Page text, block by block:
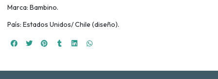
Marca: Bambino.
País: Estados Unidos/ Chile (diseño).